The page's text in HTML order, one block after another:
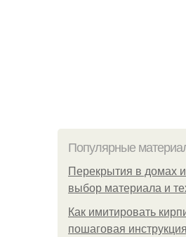
Популярные
Перекрытия в домах
выбор материала и
Как имитировать
пошаговая инструкция